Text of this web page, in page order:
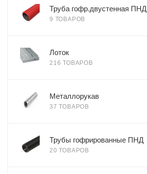
Труба гофр.двустенная ПНД
9 ТОВАРОВ
Лоток
216 ТОВАРОВ
Металлорукав
37 ТОВАРОВ
Трубы гофрированные ПНД
20 ТОВАРОВ